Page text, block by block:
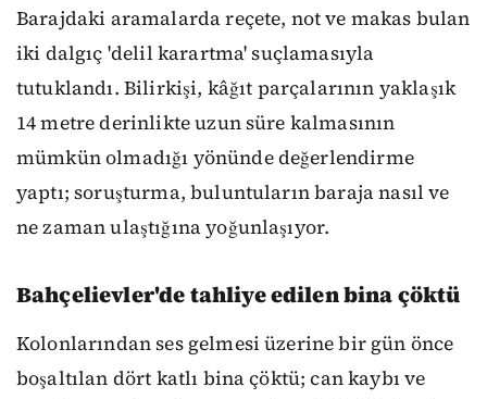
Barajdaki aramalarda reçete, not ve makas bulan
iki dalgıç 'delil karartma' suçlamasıyla
tutuklandı. Bilirkişi, kâğıt parçalarının yaklaşık
14 metre derinlikte uzun süre kalmasının
mümkün olmadığı yönünde değerlendirme
yaptı; soruşturma, buluntuların baraja nasıl ve
ne zaman ulaştığına yoğunlaşıyor.
Bahçelievler'de tahliye edilen bina çöktü
Kolonlarından ses gelmesi üzerine bir gün önce
boşaltılan dört katlı bina çöktü; can kaybı ve